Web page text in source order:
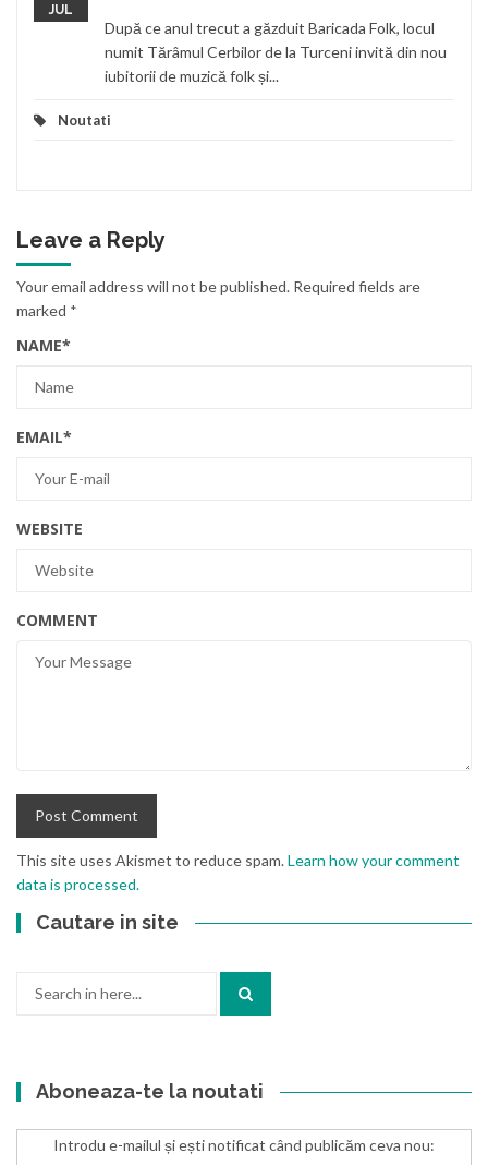
JUL
După ce anul trecut a găzduit Baricada Folk, locul
numit Tărâmul Cerbilor de la Turceni invită din nou
iubitorii de muzică folk și...
Noutati
Leave a Reply
Your email address will not be published. Required fields are
marked *
NAME*
EMAIL*
WEBSITE
COMMENT
This site uses Akismet to reduce spam.Learn how your comment
data is processed.
Cautare in site
Aboneaza-te la noutati
Introdu e-mailul și ești notificat când publicăm ceva nou: